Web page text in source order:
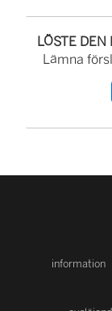
LÖSTE
Lämna
information